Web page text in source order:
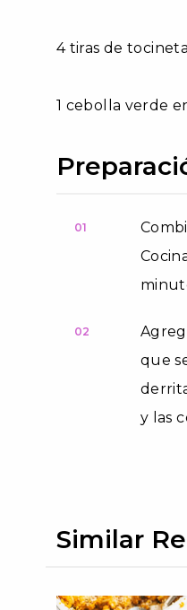
4 tiras de
1 cebolla verde
01
02
que
y las
Similar